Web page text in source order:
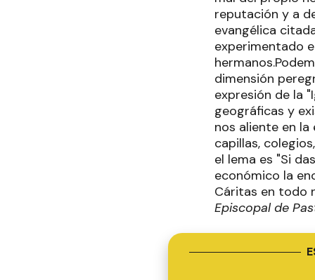
reputación y a
evangélica
experimentado
dimensión
expresión de la
geográficas y
nos aliente en
capillas,
el lema es "Si
económico la
Cáritas en todo
Episcopal de